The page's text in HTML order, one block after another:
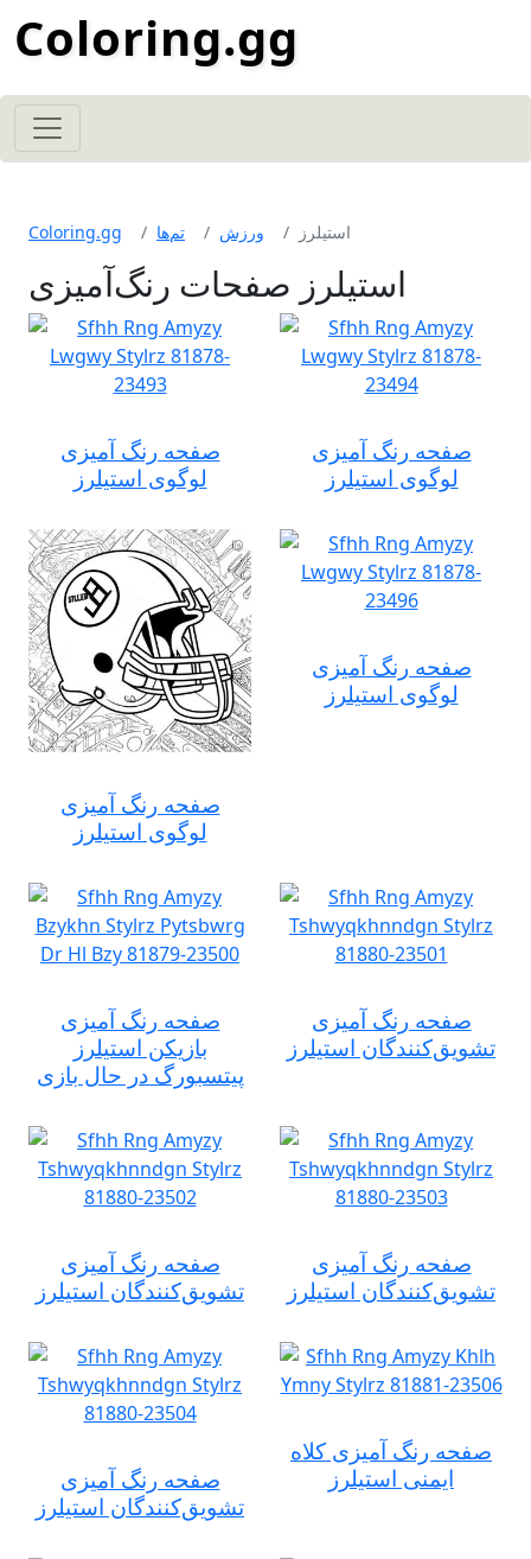
Coloring.gg
Coloring.gg تم‌ها ورزش استیلرز
استیلرز صفحات رنگ‌آمیزی
صفحه رنگ آمیزی
لوگوی استیلرز
صفحه رنگ آمیزی
لوگوی استیلرز
صفحه رنگ آمیزی
لوگوی استیلرز
صفحه رنگ آمیزی
لوگوی استیلرز
صفحه رنگ آمیزی
بازیکن استیلرز
پیتسبورگ در حال بازی
صفحه رنگ آمیزی
تشویق‌کنندگان استیلرز
صفحه رنگ آمیزی
تشویق‌کنندگان استیلرز
صفحه رنگ آمیزی
تشویق‌کنندگان استیلرز
صفحه رنگ آمیزی
تشویق‌کنندگان استیلرز
صفحه رنگ آمیزی کلاه
ایمنی استیلرز